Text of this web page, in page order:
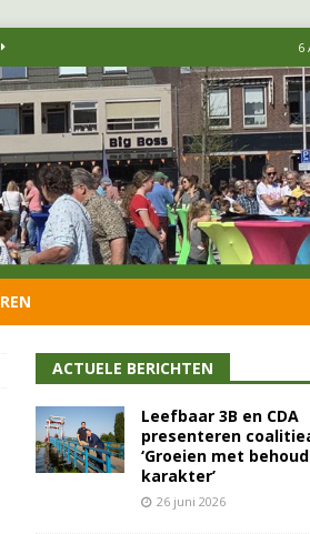
6
ACTUELE BERICHTEN
Leefbaar 3B en CDA
presenteren
‘Groeien met
karakter’
26 juni 2026